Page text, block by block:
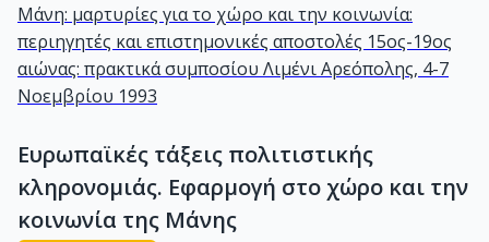
Μάνη: μαρτυρίες για το χώρο και την κοινωνία:
περιηγητές και επιστημονικές αποστολές 15ος-19ος
αιώνας: πρακτικά συμποσίου Λιμένι Αρεόπολης, 4-7
Νοεμβρίου 1993
Ευρωπαϊκές τάξεις πολιτιστικής
κληρονομιάς. Εφαρμογή στο χώρο και την
κοινωνία της Μάνης